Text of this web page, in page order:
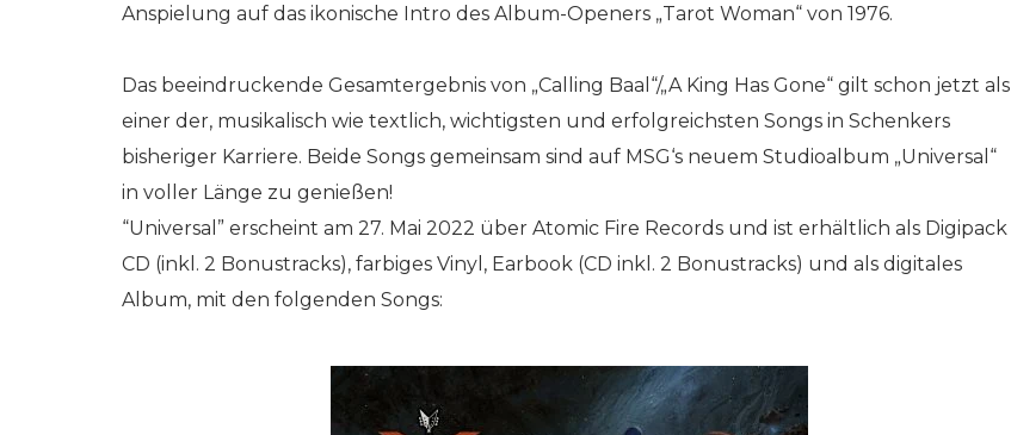
Anspielung auf das ikonische Intro des Album-Openers „Tarot Woman“ von 1976.
Das beeindruckende Gesamtergebnis von „Calling Baal“/„A King Has Gone“ gilt schon jetzt als
einer der, musikalisch wie textlich, wichtigsten und erfolgreichsten Songs in Schenkers
bisheriger Karriere. Beide Songs gemeinsam sind auf MSG‘s neuem Studioalbum „Universal“
in voller Länge zu genießen!
“Universal” erscheint am 27. Mai 2022 über Atomic Fire Records und ist erhältlich als Digipack
CD (inkl. 2 Bonustracks), farbiges Vinyl, Earbook (CD inkl. 2 Bonustracks) und als digitales
Album, mit den folgenden Songs: